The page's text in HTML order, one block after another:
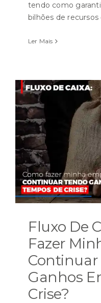
tendo como
bilhões de recursos
Ler Mais
Fluxo De
Fazer
Continuar
Ganhos
Crise?